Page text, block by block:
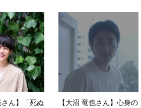
さん】「死ぬ
【大沼 竜也さん】心身の